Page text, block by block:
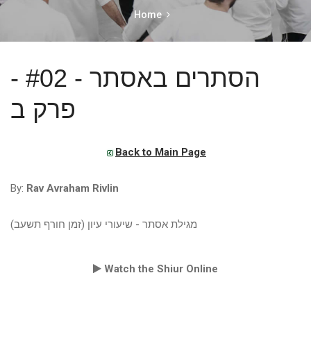
Home
הסתרים באסתר - #02 -
פרק ב
Back to Main Page
By: Rav Avraham Rivlin
מגילת אסתר - שיעורי עיון (זמן חורף תשעב)
Watch the Shiur Online